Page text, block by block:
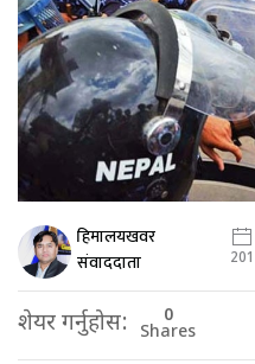
हिमालयखवर
संवाददाता
शेयर गर्नुहोस: 0
Shares